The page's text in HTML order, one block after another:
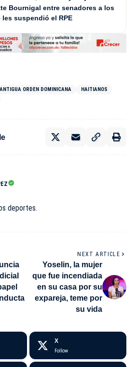
Bournigal entre senadores a los
les suspendió el RPE
ANTIGUA ORDEN DOMINICANA
HAITIANOS
deportes.
NEXT ARTICLE
Yoselin, la mujer
que fue incendiada
en su casa por su
expareja, teme por
su vida
X
Follow